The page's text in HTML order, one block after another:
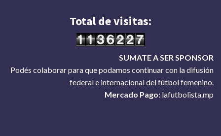
Total de visitas:
SUMATE A SER SPONSOR
Podés colaborar para que podamos continuar con la difusión
federal e internacional del fútbol femenino.
Mercado Pago: lafutbolista.mp